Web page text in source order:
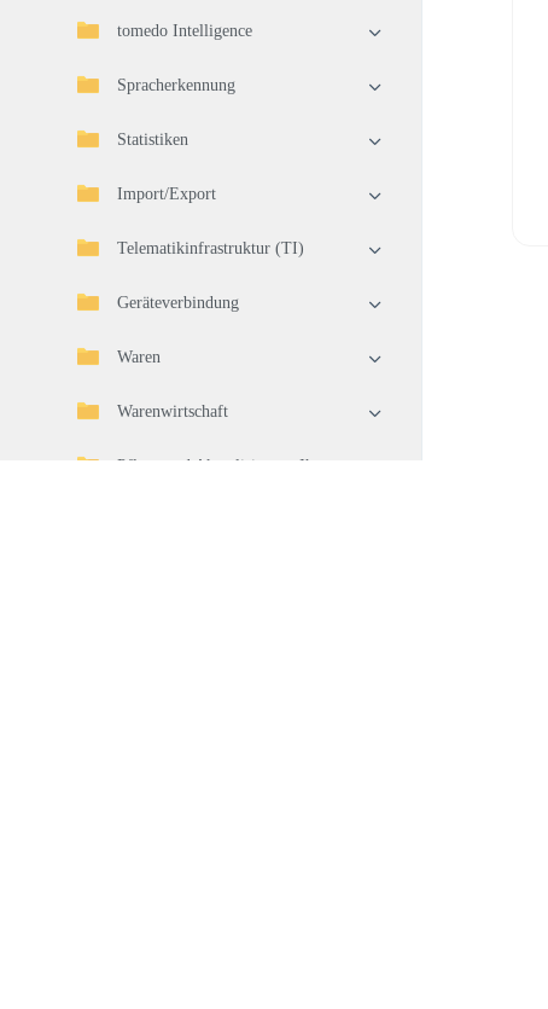
tomedo Intelligence
Spracherkennung
Statistiken
Import/Export
Telematikinfrastruktur (TI)
Geräteverbindung
Waren
Warenwirtschaft
Pflege und Aktualisierung Ihrer